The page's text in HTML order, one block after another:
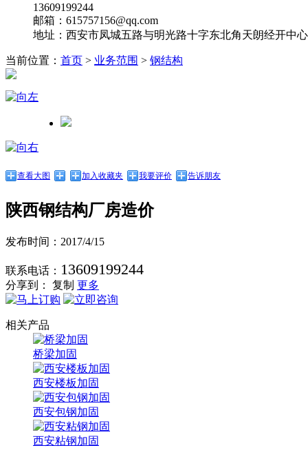
13609199244
邮箱：615757156@qq.com
地址：西安市凤城五路与明光路十字东北角天朗经开中
当前位置： 首页 > 业务范围 > 钢结构
查看大图 加入收藏夹 我要评价 告诉朋友
陕西钢结构厂房造价
发布时间：2017/4/15
联系电话： 13609199244
分享到： 复制 更多
相关产品
桥梁加固
西安楼板加固
西安包钢加固
西安粘钢加固